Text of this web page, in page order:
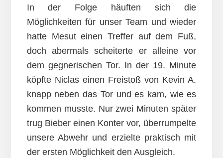
In der Folge häuften sich die
Möglichkeiten für unser Team und wieder
hatte Mesut einen Treffer auf dem Fuß,
doch abermals scheiterte er alleine vor
dem gegnerischen Tor. In der 19. Minute
köpfte Niclas einen Freistoß von Kevin A.
knapp neben das Tor und es kam, wie es
kommen musste. Nur zwei Minuten später
trug Bieber einen Konter vor, überrumpelte
unsere Abwehr und erzielte praktisch mit
der ersten Möglichkeit den Ausgleich.